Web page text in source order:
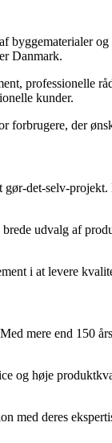
Danmark.
professionelle
kunder.
forbrugere, der
det-selv-
udvalg af
i at levere
mere end 150
og høje
med deres